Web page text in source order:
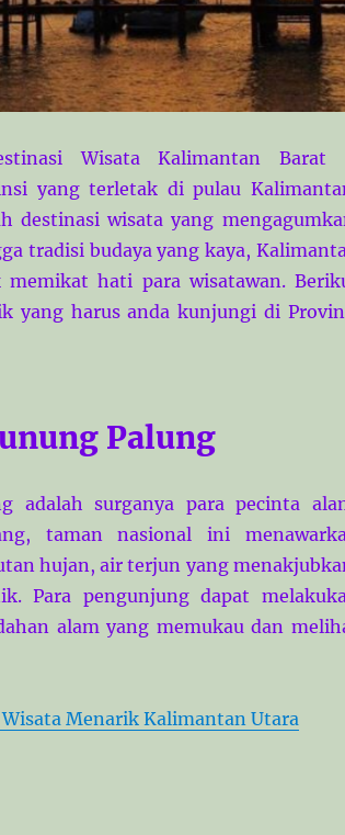
Wisata Kalimantan Barat
yang terletak di pulau
destinasi wisata yang
tradisi budaya yang kaya,
hati para wisatawan.
yang harus anda kunjungi di
Palung
adalah surganya para pecinta
taman nasional ini
hujan, air terjun yang
Para pengunjung dapat
alam yang memukau dan
Menarik Kalimantan Utara